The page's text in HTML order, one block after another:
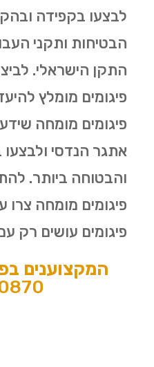
לבצעו בקפידה
הבטיחות ותקני
התקן הישראלי.
פיגומים מומלץ
פיגומים מומחה
אתגר הנדסי
והבטוחה ביותר.
פיגומים מומחה צרו
פיגומים עושים רק
המקצוענים